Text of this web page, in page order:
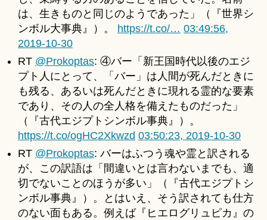
は、生きものと同じのようであった」（『世界シ
ンボル大事典』）。 https://t.co/… 03:49:56,
2019-10-30
RT @Prokoptas: ④バー「新王国時代以後のエジ
プト人にとって、「バー」は人間が死んだときに
も残る、あるいは死んだときに現れる霊的な要素
であり、その人の全人格を備えたものだった」
（『古代エジプトシンボル事典』）。
https://t.co/ogHC2Xkwzd 03:50:23, 2019-10-30
RT @Prokoptas: バーはふつう魂や霊と訳される
が、この訳語は「間違いとは言わないまでも、適
切でないことのほうが多い」（『古代エジプトシ
ンボル事典』）。とはいえ、そう訳されても仕方
のない面もある。例えば『ヒエログリュピカ』の